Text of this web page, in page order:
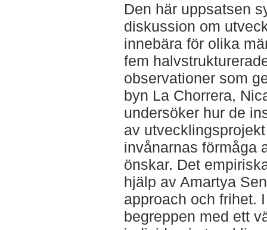
Den här uppsatsen
diskussion om
innebära för olika
fem
observationer som
byn La Chorrera,
undersöker hur de
av
invånarnas förmåga
önskar. Det
hjälp av Amartya
approach och frihet.
begreppen med ett